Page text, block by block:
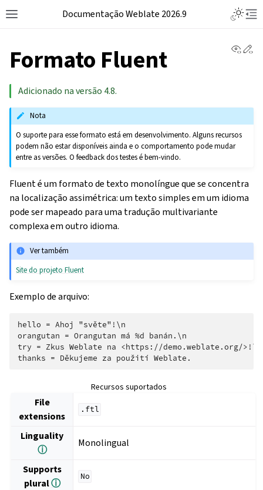
Documentação Weblate 2026.9
Formato Fluent
Adicionado na versão 4.8.
Nota
O suporte para esse formato está em desenvolvimento. Alguns recursos
podem não estar disponíveis ainda e o comportamento pode mudar
entre as versões. O feedback dos testes é bem-vindo.
Fluent é um formato de texto monolíngue que se concentra
na localização assimétrica: um texto simples em um idioma
pode ser mapeado para uma tradução multivariante
complexa em outro idioma.
Ver também
Site do projeto Fluent
Exemplo de arquivo:
hello = Ahoj "světe"!\n
orangutan = Orangutan má %d banán.\n
try = Zkus Weblate na <https://demo.weblate.org/>!\n
Recursos suportados
File
extensions
.ftl
Linguality
ⓘ
Monolingual
Supports
pluralⓘ
No